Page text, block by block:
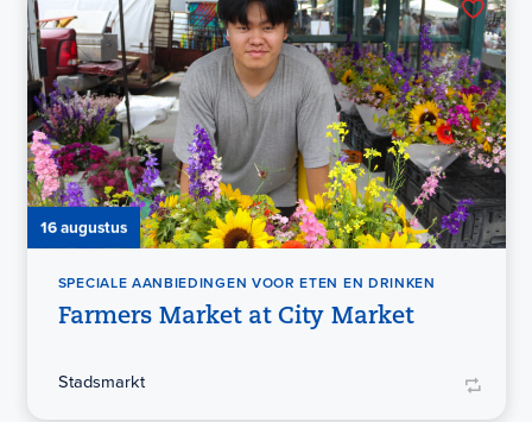
16 augustus
SPECIALE AANBIEDINGEN VOOR ETEN EN DRINKEN
Farmers Market at City Market
Stadsmarkt